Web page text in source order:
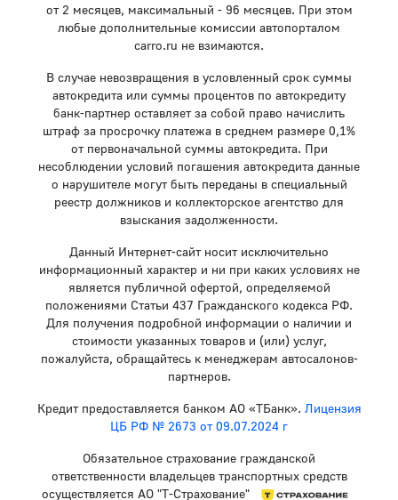
от 2 месяцев, максимальный - 96 месяцев. При этом
любые дополнительные комиссии автопорталом
carro.ru не взимаются.
В случае невозвращения в условленный срок суммы
автокредита или суммы процентов по автокредиту
банк-партнер оставляет за собой право начислить
штраф за просрочку платежа в среднем размере 0,1%
от первоначальной суммы автокредита. При
несоблюдении условий погашения автокредита данные
о нарушителе могут быть переданы в специальный
реестр должников и коллекторское агентство для
взыскания задолженности.
Данный Интернет-сайт носит исключительно
информационный характер и ни при каких условиях не
является публичной офертой, определяемой
положениями Статьи 437 Гражданского кодекса РФ.
Для получения подробной информации о наличии и
стоимости указанных товаров и (или) услуг,
пожалуйста, обращайтесь к менеджерам автосалонов-
партнеров.
Кредит предоставляется банком АО «ТБанк». Лицензия
ЦБ РФ № 2673 от 09.07.2024 г
Обязательное страхование гражданской
ответственности владельцев транспортных средств
осуществляется АО "Т-Страхование"